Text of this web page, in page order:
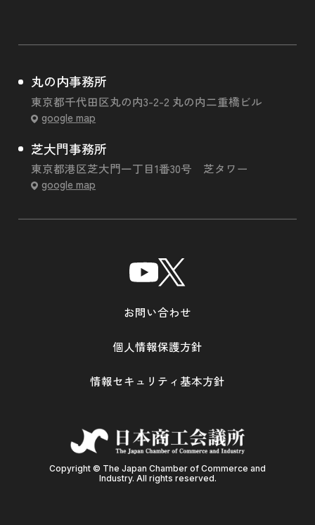
丸の内事務所
東京都千代田区丸の内3-2-2 丸の内二重橋ビル
google map
芝大門事務所
東京都港区芝大門一丁目1番30号 芝タワー
google map
Copyright © The Japan Chamber of Commerce and
Industry. All rights reserved.
お問い合わせ
個人情報保護方針
情報セキュリティ基本方針